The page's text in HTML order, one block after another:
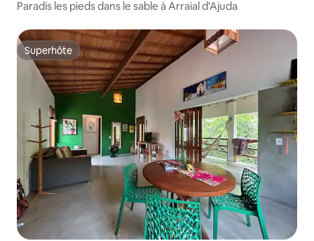
Paradis les pieds dans le sable à Arraial d'Ajuda
Superhôte
Superhôte